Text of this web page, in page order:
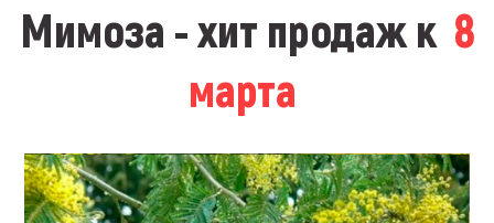
Мимоза - хит продаж к 8
марта